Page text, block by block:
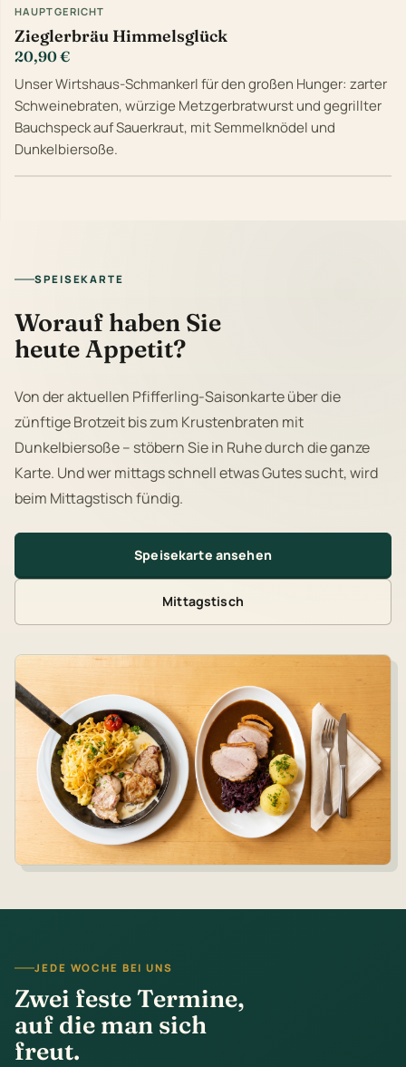
HAUPTGERICHT
Zieglerbräu Himmelsglück
20,90 €
Unser Wirtshaus-Schmankerl für den großen Hunger: zarter
Schweinebraten, würzige Metzgerbratwurst und gegrillter
Bauchspeck auf Sauerkraut, mit Semmelknödel und
Dunkelbiersoße.
SPEISEKARTE
Worauf haben Sie
heute Appetit?
Von der aktuellen Pfifferling-Saisonkarte über die
zünftige Brotzeit bis zum Krustenbraten mit
Dunkelbiersoße – stöbern Sie in Ruhe durch die ganze
Karte. Und wer mittags schnell etwas Gutes sucht, wird
beim Mittagstisch fündig.
Speisekarte ansehen
Mittagstisch
JEDE WOCHE BEI UNS
Zwei feste Termine,
auf die man sich
freut.